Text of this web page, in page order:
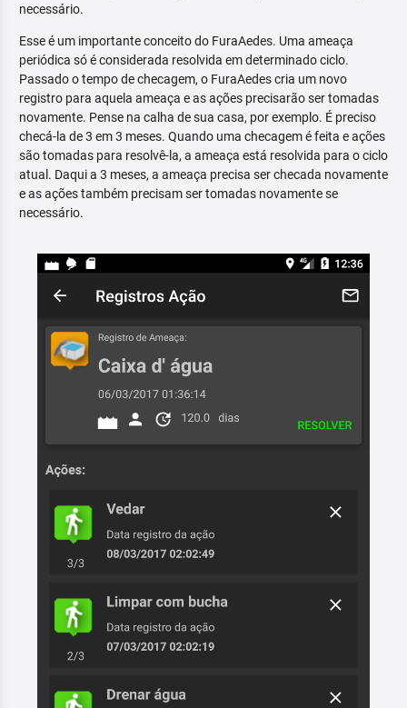
necessário.
Esse é um importante conceito do FuraAedes. Uma ameaça
periódica só é considerada resolvida em determinado ciclo.
Passado o tempo de checagem, o FuraAedes cria um novo
registro para aquela ameaça e as ações precisarão ser tomadas
novamente. Pense na calha de sua casa, por exemplo. É preciso
checá-la de 3 em 3 meses. Quando uma checagem é feita e ações
são tomadas para resolvê-la, a ameaça está resolvida para o ciclo
atual. Daqui a 3 meses, a ameaça precisa ser checada novamente
e as ações também precisam ser tomadas novamente se
necessário.